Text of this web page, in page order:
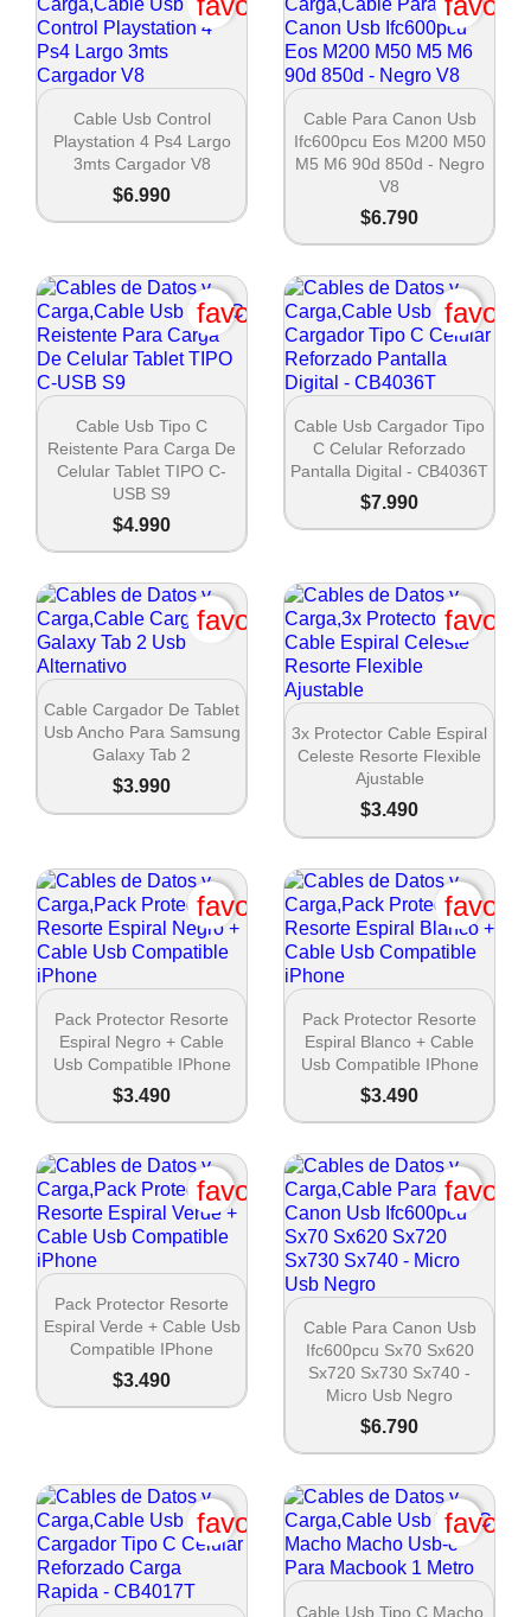
 Vista rápida
Cable Usb Control
Playstation 4 Ps4 Largo
3mts Cargador V8
$6.990
 Vista rápida
Cable Para Canon Usb
Ifc600pcu Eos M200 M50
M5 M6 90d 850d - Negro
V8
$6.790
 Vista rápida
Cable Usb Tipo C
Reistente Para Carga De
Celular Tablet TIPO C-
USB S9
$4.990
favorite_border
 Vista rápida
Cable Usb Cargador Tipo
C Celular Reforzado
Pantalla Digital - CB4036T
$7.990
 Vista rápida
Cable Cargador De Tablet
Usb Ancho Para Samsung
Galaxy Tab 2
$3.990
favorite_border
 Vista rápida
3x Protector Cable Espiral
Celeste Resorte Flexible
Ajustable
$3.490
 Vista rápida
Pack Protector Resorte
Espiral Negro + Cable
Usb Compatible IPhone
$3.490
favorite_border
 Vista rápida
Pack Protector Resorte
Espiral Blanco + Cable
Usb Compatible IPhone
$3.490
 Vista rápida
Pack Protector Resorte
Espiral Verde + Cable Usb
Compatible IPhone
$3.490
favorite_border
 Vista rápida
Cable Para Canon Usb
Ifc600pcu Sx70 Sx620
Sx720 Sx730 Sx740 -
Micro Usb Negro
$6.790
favorite_border
 Vista rápida
Cable Usb Tipo C Macho
Crear lista de deseos
Nombre de la lista de deseos
Crear lista de deseos